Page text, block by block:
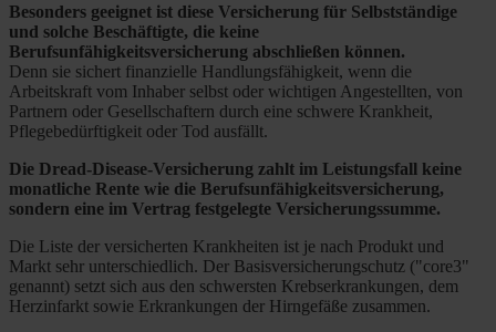
Besonders geeignet ist diese Versicherung für Selbstständige
und solche Beschäftigte, die keine
Berufsunfähigkeitsversicherung abschließen können.
Denn sie sichert finanzielle Handlungsfähigkeit, wenn die
Arbeitskraft vom Inhaber selbst oder wichtigen Angestellten, von
Partnern oder Gesellschaftern durch eine schwere Krankheit,
Pflegebedürftigkeit oder Tod ausfällt.
Die Dread-Disease-Versicherung zahlt im Leistungsfall keine
monatliche Rente wie die Berufsunfähigkeitsversicherung,
sondern eine im Vertrag festgelegte Versicherungssumme.
Die Liste der versicherten Krankheiten ist je nach Produkt und
Markt sehr unterschiedlich. Der Basisversicherungschutz ("core3"
genannt) setzt sich aus den schwersten Krebserkrankungen, dem
Herzinfarkt sowie Erkrankungen der Hirngefäße zusammen.